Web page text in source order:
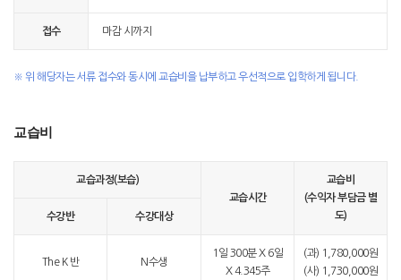
접수 마감 시까지
※ 위 해당자는 서류 접수와 동시에 교습비을 납부하고 우선적으로 입학하게 됩니다.
교습비
교습과정(보습)
교습시간
교습비
(수익자 부담금 별
도)
수강반 수강대상
The K 반 N수생
1일 300분 X 6일
X 4.345주
(과) 1,780,000원
(사) 1,730,000원